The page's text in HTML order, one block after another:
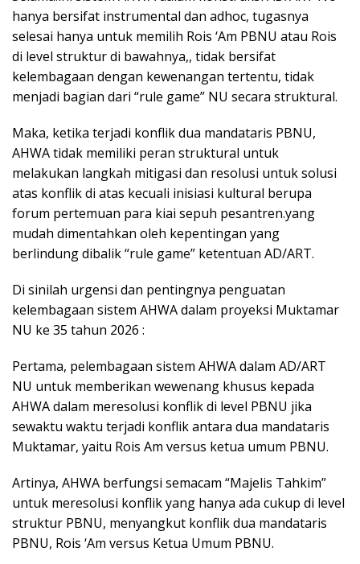
hanya bersifat instrumental dan adhoc, tugasnya
selesai hanya untuk memilih Rois ‘Am PBNU atau Rois
di level struktur di bawahnya,, tidak bersifat
kelembagaan dengan kewenangan tertentu, tidak
menjadi bagian dari “rule game” NU secara struktural.
Maka, ketika terjadi konflik dua mandataris PBNU,
AHWA tidak memiliki peran struktural untuk
melakukan langkah mitigasi dan resolusi untuk solusi
atas konflik di atas kecuali inisiasi kultural berupa
forum pertemuan para kiai sepuh pesantren.yang
mudah dimentahkan oleh kepentingan yang
berlindung dibalik “rule game” ketentuan AD/ART.
Di sinilah urgensi dan pentingnya penguatan
kelembagaan sistem AHWA dalam proyeksi Muktamar
NU ke 35 tahun 2026 :
Pertama, pelembagaan sistem AHWA dalam AD/ART
NU untuk memberikan wewenang khusus kepada
AHWA dalam meresolusi konflik di level PBNU jika
sewaktu waktu terjadi konflik antara dua mandataris
Muktamar, yaitu Rois Am versus ketua umum PBNU.
Artinya, AHWA berfungsi semacam “Majelis Tahkim”
untuk meresolusi konflik yang hanya ada cukup di level
struktur PBNU, menyangkut konflik dua mandataris
PBNU, Rois ‘Am versus Ketua Umum PBNU.